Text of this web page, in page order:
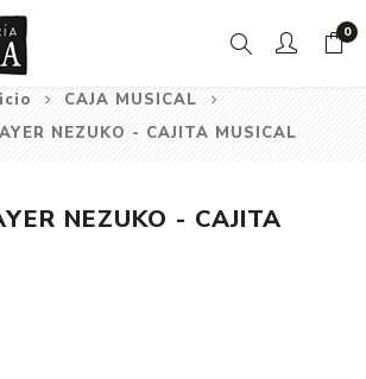
0
CAJA MUSICAL
NEZUKO - CAJITA MUSICAL
NEZUKO - CAJITA